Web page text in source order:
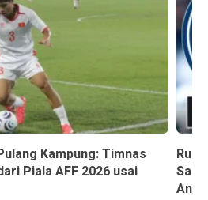
Kampung: Timnas
Piala AFF 2026 usai